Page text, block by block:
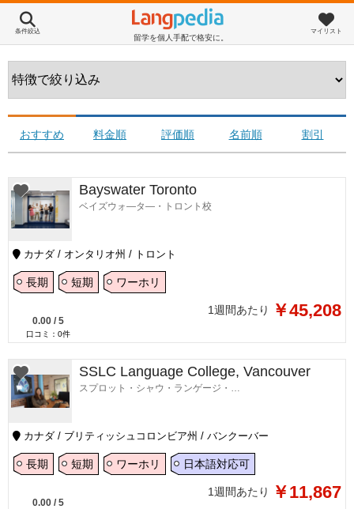
留学を個人手配で格安に。
条件絞込 マイリスト
おすすめ 料金順 評価順 名前順 割引
Bayswater Toronto
ベイズウォ―タ―・トロント校
カナダ / オンタリオ州 / トロント
長期 短期 ワーホリ
0.00 / 5
口コミ： 0件
1週間あたり ￥45,208
SSLC Language College, Vancouver
スプロット・シャウ・ランゲージ・カレッジ・バンクーバー校
カナダ / ブリティッシュコロンビア州 / バンクーバー
長期 短期 ワーホリ 日本語対応可
0.00 / 5
1週間あたり ￥11,867